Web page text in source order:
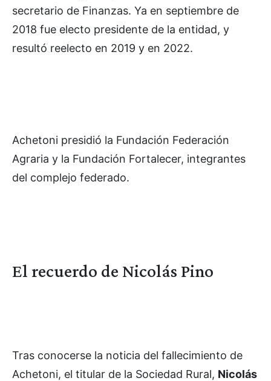
secretario de Finanzas. Ya en septiembre de
2018 fue electo presidente de la entidad, y
resultó reelecto en 2019 y en 2022.
Achetoni presidió la Fundación Federación
Agraria y la Fundación Fortalecer, integrantes
del complejo federado.
El recuerdo de Nicolás Pino
Tras conocerse la noticia del fallecimiento de
Achetoni, el titular de la Sociedad Rural, Nicolás